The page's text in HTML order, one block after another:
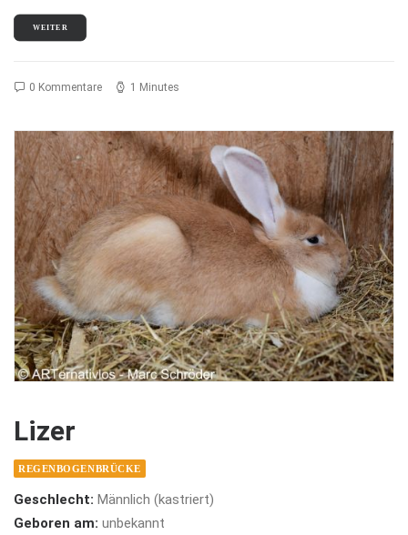
WEITER
0 Kommentare 1 Minutes
Lizer
REGENBOGENBRÜCKE
Geschlecht: Männlich (kastriert)
Geboren am: unbekannt